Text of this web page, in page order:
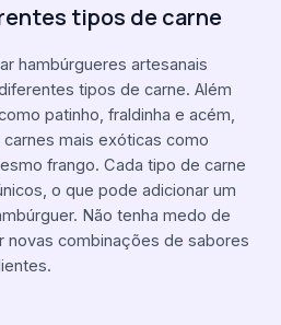
tipos de carne
hambúrgueres artesanais
tipos de carne. Além
patinho, fraldinha e acém,
mais exóticas como
frango. Cada tipo de carne
o que pode adicionar um
Não tenha medo de
novas combinações de sabores